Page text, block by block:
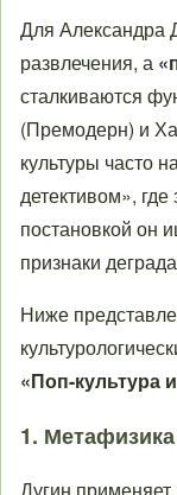
Для Александра
развлечения, а
сталкиваются
(Премодерн) и
культуры часто
детективом»,
постановкой он
признаки
Ниже
«Поп-культура
1.